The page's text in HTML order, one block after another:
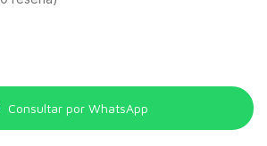
Consultar por WhatsApp